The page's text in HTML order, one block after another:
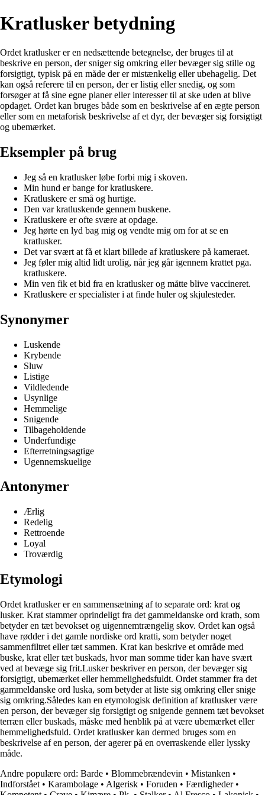
Kratlusker betydning
Ordet kratlusker er en nedsættende betegnelse, der bruges til at
beskrive en person, der sniger sig omkring eller bevæger sig stille og
forsigtigt, typisk på en måde der er mistænkelig eller ubehagelig. Det
kan også referere til en person, der er listig eller snedig, og som
forsøger at få sine egne planer eller interesser til at ske uden at blive
opdaget. Ordet kan bruges både som en beskrivelse af en ægte person
eller som en metaforisk beskrivelse af et dyr, der bevæger sig forsigtigt
og ubemærket.
Eksempler på brug
Jeg så en kratlusker løbe forbi mig i skoven.
Min hund er bange for kratluskere.
Kratluskere er små og hurtige.
Den var kratluskende gennem buskene.
Kratluskere er ofte svære at opdage.
Jeg hørte en lyd bag mig og vendte mig om for at se en
kratlusker.
Det var svært at få et klart billede af kratluskere på kameraet.
Jeg føler mig altid lidt urolig, når jeg går igennem krattet pga.
kratluskere.
Min ven fik et bid fra en kratlusker og måtte blive vaccineret.
Kratluskere er specialister i at finde huler og skjulesteder.
Synonymer
Luskende
Krybende
Sluw
Listige
Vildledende
Usynlige
Hemmelige
Snigende
Tilbageholdende
Underfundige
Efterretningsagtige
Ugennemskuelige
Antonymer
Ærlig
Redelig
Rettroende
Loyal
Troværdig
Etymologi
Ordet kratlusker er en sammensætning af to separate ord: krat og
lusker. Krat stammer oprindeligt fra det gammeldanske ord krath, som
betyder en tæt bevokset og uigennemtrængelig skov. Ordet kan også
have rødder i det gamle nordiske ord kratti, som betyder noget
sammenfiltret eller tæt sammen. Krat kan beskrive et område med
buske, krat eller tæt buskads, hvor man somme tider kan have svært
ved at bevæge sig frit.Lusker beskriver en person, der bevæger sig
forsigtigt, ubemærket eller hemmelighedsfuldt. Ordet stammer fra det
gammeldanske ord luska, som betyder at liste sig omkring eller snige
sig omkring.Således kan en etymologisk definition af kratlusker være
en person, der bevæger sig forsigtigt og snigende gennem tæt bevokset
terræn eller buskads, måske med henblik på at være ubemærket eller
hemmelighedsfuld. Ordet kratlusker kan dermed bruges som en
beskrivelse af en person, der agerer på en overraskende eller lyssky
måde.
Andre populære ord: Barde • Blommebrændevin • Mistanken •
Indforstået • Karambolage • Algerisk • Foruden • Færdigheder•